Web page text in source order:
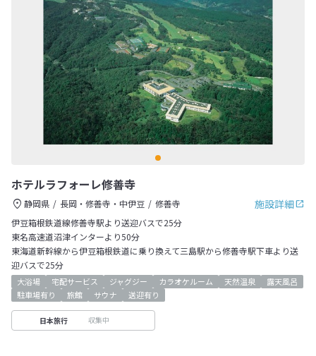
ホテルラフォーレ修善寺
施設詳細
静岡県 長岡・修善寺・中伊豆
修善寺
伊豆箱根鉄道線修善寺駅より送迎バスで25分
東名高速道沼津インターより50分
東海道新幹線から伊豆箱根鉄道に乗り換えて三島駅から修善寺駅下車より送
迎バスで25分
大浴場 宅配サービス ジャグジー カラオケルーム 天然温泉
露天風呂
駐車場有り
旅館 サウナ 送迎有り
日本旅行 収集中